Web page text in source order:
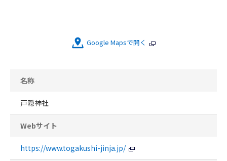
Google Mapsで開く
名称
戸隠神社
Webサイト
https://www.togakushi-jinja.jp/